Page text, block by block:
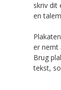
skriv dit
en
er nemt
Brug
tekst,